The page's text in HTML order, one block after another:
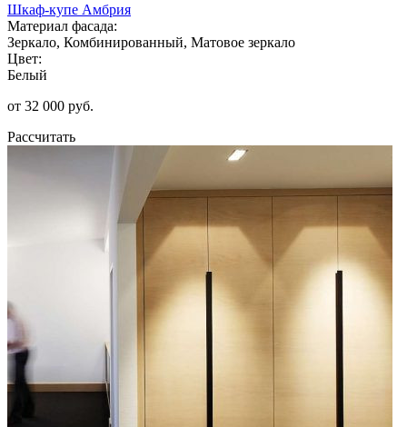
Шкаф-купе Амбрия
Материал фасада:
Зеркало, Комбинированный, Матовое зеркало
Цвет:
Белый
от 32 000 руб.
Рассчитать